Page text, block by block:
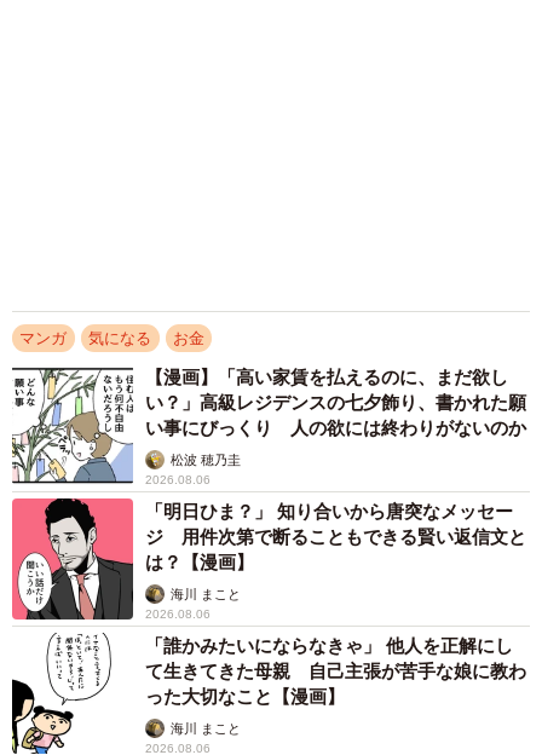
2/6
聞いてないよ
違和感は、会費の支払いでも続きました。
今回の幹事だったYさんとは、普段からPayPayで送金し合
う関係だったため、Sさんは特に確認せず、いつもの感覚で
「PayPayで送りますね」と伝えました。しかし返ってきた
のは、予想外のメッセージでした。
「PayPayは困るので、会社宛てに現金書留で送ってくださ
い事にびっくり 人の欲には終わりがないのか
松波 穂乃圭
「明日ひま？」 知り合いから唐突なメッセー
ジ 用件次第で断ることもできる賢い返信文と
は？【漫画】
海川 まこと
2026.08.06
「誰かみたいにならなきゃ」 他人を正解にし
て生きてきた母親 自己主張が苦手な娘に教わ
った大切なこと【漫画】
海川 まこと
2026.08.06